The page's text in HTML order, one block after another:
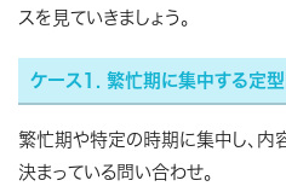
スを見ていきましょう。
ケース1. 繁忙期に集中する定
繁忙期や特定の時期に集中し、内
決まっている問い合わせ。